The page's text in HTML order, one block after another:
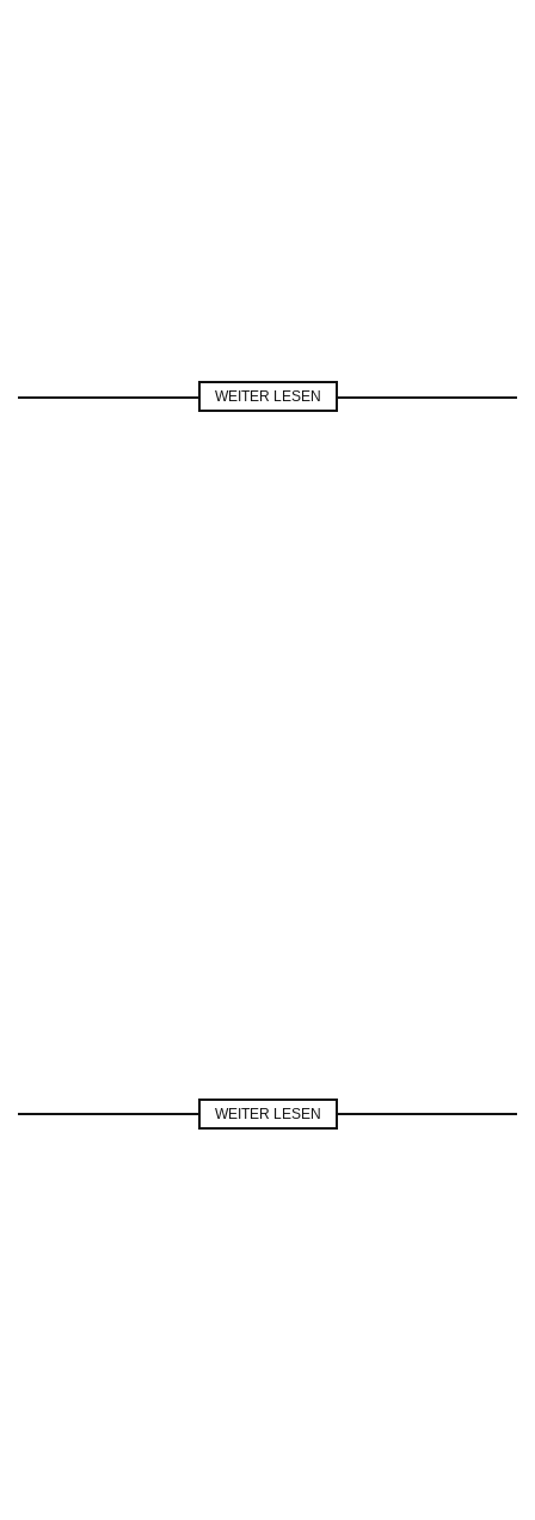
WEITER LESEN
WEITER LESEN